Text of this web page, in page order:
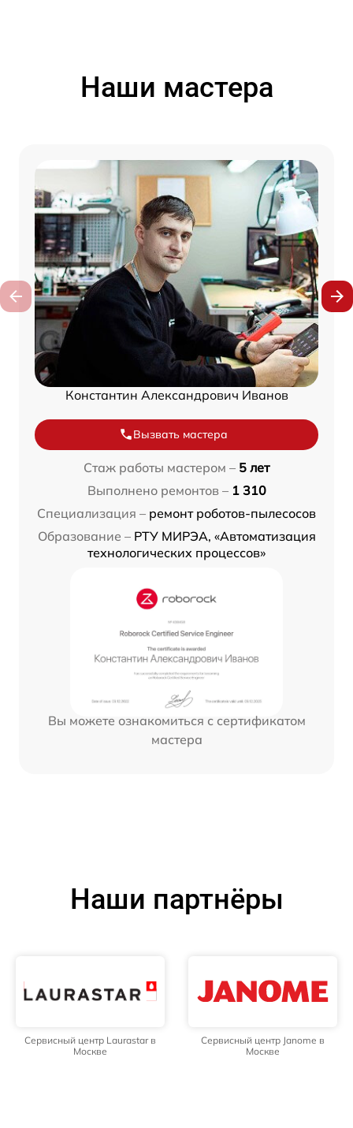
Наши мастера
Константин Александрович Иванов
Вызвать мастера
Стаж работы мастером – 5 лет
Выполнено ремонтов – 1 310
Специализация – ремонт роботов-пылесосов
Образование – РТУ МИРЭА, «Автоматизация
технологических процессов»
Вы можете ознакомиться с сертификатом
мастера
Наши партнёры
Сервисный центр Laurastar в
Москве
Сервисный центр Janome в
Москве